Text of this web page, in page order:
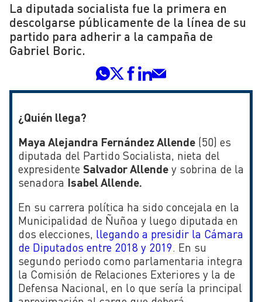
La diputada socialista fue la primera en
descolgarse públicamente de la línea de su
partido para adherir a la campaña de
Gabriel Boric.
¿Quién llega?
Maya Alejandra Fernández Allende (50) es
diputada del Partido Socialista, nieta del
expresidente Salvador Allende y sobrina de la
senadora Isabel Allende.
En su carrera política ha sido concejala en la
Municipalidad de Ñuñoa y luego diputada en
dos elecciones, llegando a presidir la Cámara
de Diputados entre 2018 y 2019. En su
segundo periodo como parlamentaria integra
la Comisión de Relaciones Exteriores y la de
Defensa Nacional, en lo que sería la principal